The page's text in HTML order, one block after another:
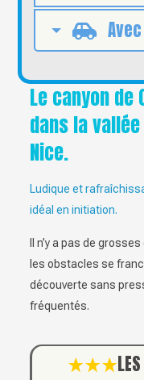
Avec
Le canyon
dans la
Nice.
Ludique et
idéal en initiation.
Il n’y a pas de
les obstacles se
découverte sans
fréquentés.